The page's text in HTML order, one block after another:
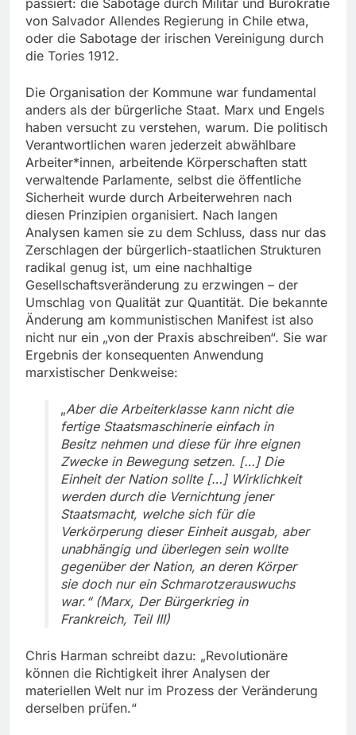
passiert: die Sabotage durch Militär und Bürokratie
von Salvador Allendes Regierung in Chile etwa,
oder die Sabotage der irischen Vereinigung durch
die Tories 1912.
Die Organisation der Kommune war fundamental
anders als der bürgerliche Staat. Marx und Engels
haben versucht zu verstehen, warum. Die politisch
Verantwortlichen waren jederzeit abwählbare
Arbeiter*innen, arbeitende Körperschaften statt
verwaltende Parlamente, selbst die öffentliche
Sicherheit wurde durch Arbeiterwehren nach
diesen Prinzipien organisiert. Nach langen
Analysen kamen sie zu dem Schluss, dass nur das
Zerschlagen der bürgerlich-staatlichen Strukturen
radikal genug ist, um eine nachhaltige
Gesellschaftsveränderung zu erzwingen – der
Umschlag von Qualität zur Quantität. Die bekannte
Änderung am kommunistischen Manifest ist also
nicht nur ein „von der Praxis abschreiben“. Sie war
Ergebnis der konsequenten Anwendung
marxistischer Denkweise:
„Aber die Arbeiterklasse kann nicht die
fertige Staatsmaschinerie einfach in
Besitz nehmen und diese für ihre eignen
Zwecke in Bewegung setzen. […] Die
Einheit der Nation sollte […] Wirklichkeit
werden durch die Vernichtung jener
Staatsmacht, welche sich für die
Verkörperung dieser Einheit ausgab, aber
unabhängig und überlegen sein wollte
gegenüber der Nation, an deren Körper
sie doch nur ein Schmarotzerauswuchs
war.“ (Marx, Der Bürgerkrieg in
Frankreich, Teil III)
Chris Harman schreibt dazu: „Revolutionäre
können die Richtigkeit ihrer Analysen der
materiellen Welt nur im Prozess der Veränderung
derselben prüfen.“